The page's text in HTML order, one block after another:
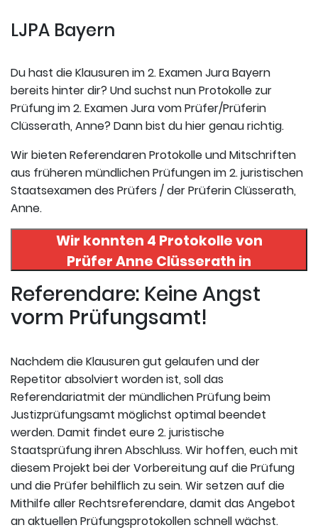
LJPA Bayern
Du hast die Klausuren im 2. Examen Jura Bayern
bereits hinter dir? Und suchst nun Protokolle zur
Prüfung im 2. Examen Jura vom Prüfer/Prüferin
Clüsserath, Anne? Dann bist du hier genau richtig.
Wir bieten Referendaren Protokolle und Mitschriften
aus früheren mündlichen Prüfungen im 2. juristischen
Staatsexamen des Prüfers / der Prüferin Clüsserath,
Anne.
Wir konnten 4 Protokolle von
PrüferAnne Clüsserath in
uneserer Datenbank finden. Hier
registrieren und die Protokolle
abrufen.
Referendare: Keine Angst
vorm Prüfungsamt!
Nachdem die Klausuren gut gelaufen und der
Repetitor absolviert worden ist, soll das
Referendariatmit der mündlichen Prüfung beim
Justizprüfungsamt möglichst optimal beendet
werden. Damit findet eure 2. juristische
Staatsprüfung ihren Abschluss. Wir hoffen, euch mit
diesem Projekt bei der Vorbereitung auf die Prüfung
und die Prüfer behilflich zu sein. Wir setzen auf die
Mithilfe aller Rechtsreferendare, damit das Angebot
an aktuellen Prüfungsprotokollen schnell wächst.